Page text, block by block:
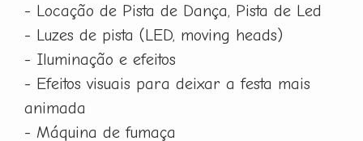
- Locação de Pista de Dança, Pista de Led
- Luzes de pista (LED, moving heads)
- Iluminação e efeitos
- Efeitos visuais para deixar a festa mais
animada
- Máquina de fumaça